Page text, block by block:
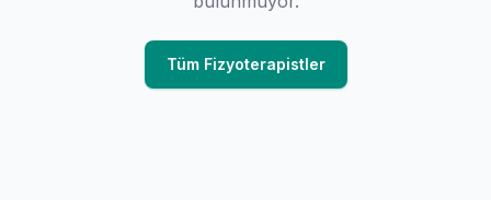
Tüm Fizyoterapistler